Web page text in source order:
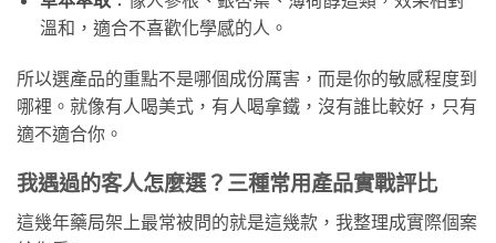
溫和，適合不喜歡化學感的人。
所以選產品的重點不是哪個成份厲害，而是你的敏感程度到
哪裡。就像有人喝美式，有人喝拿鐵，沒有誰比較好，只有
適不適合你。
我遇過的客人怎麼選？三種常用產品實戰評比
這幾年藥局架上最常被問的就是這幾款，我整理成實際個案